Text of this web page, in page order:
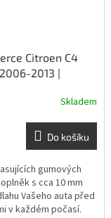
Citroen C4
2013 |
Skladem
Do košíku
gumových
s cca 10 mm
Vašeho auta před
v každém počasí.